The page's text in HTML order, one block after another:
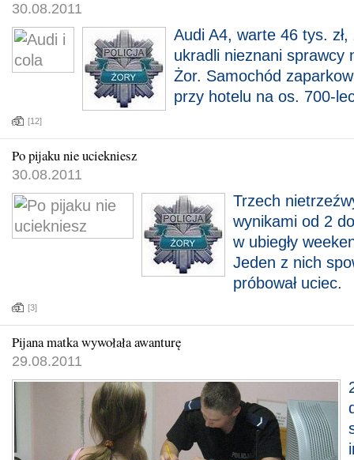
30.08.2011
Audi A4, warte 46 tys.
ukradli nieznani sprawcy
Żor. Samochód
przy hotelu na os. 700-
[12]
Po pijaku nie uciekniesz
30.08.2011
Trzech
wynikami od 2
w ubiegły
Jeden z nich
próbował uciec.
[3]
Pijana matka wywołała awanturę
29.08.2011